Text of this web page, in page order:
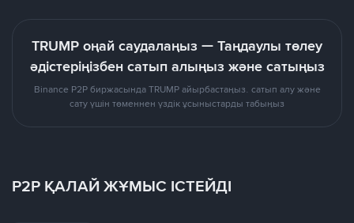
TRUMP оңай саудалаңыз — Таңдаулы төлеу
әдістеріңізбен сатып алыңыз және сатыңыз
Binance P2P биржасында TRUMP айырбастаңыз. сатып алу және
сату үшін төменнен үздік ұсыныстарды табыңыз
P2P ҚАЛАЙ ЖҰМЫС ІСТЕЙДІ